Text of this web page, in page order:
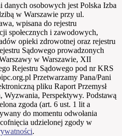
danych osobowych jest Polska Izba
w Warszawie przy ul.
wpisana do rejestru
społecznych i zawodowych,
opieki zdrowotnej oraz rejestru
Sądowego prowadzonych
w Warszawie, XII
Rejestru Sądowego pod nr KRS
Przetwarzamy Pana/Pani
pliku Raport Przemysł
Wyzwania, Perspektywy. Podstawą
zgoda (art. 6 ust. 1 lit a
do momentu odwołania
udzielonej zgody w
.